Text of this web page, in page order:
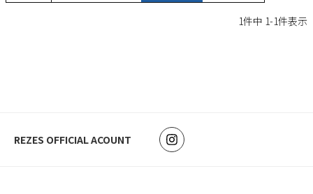
1件中 1-1件表示
REZES OFFICIAL ACOUNT